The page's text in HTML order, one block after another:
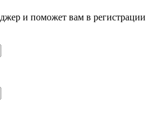
и поможет вам в регистрации